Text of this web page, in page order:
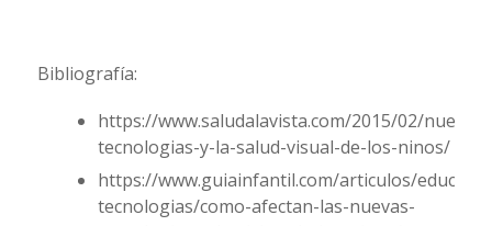
Bibliografía:
https://www.saludalavista.com/2015/02/nuevas-
tecnologias-y-la-salud-visual-de-los-ninos/
https://www.guiainfantil.com/articulos/
tecnologias/como-afectan-las-nuevas-